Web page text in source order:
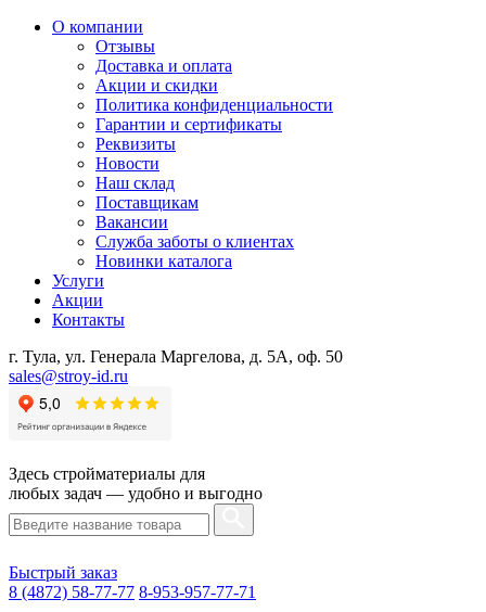
О компании
Отзывы
Доставка и оплата
Акции и скидки
Политика конфиденциальности
Гарантии и сертификаты
Реквизиты
Новости
Наш склад
Поставщикам
Вакансии
Служба заботы о клиентах
Новинки каталога
Услуги
Акции
Контакты
г. Тула, ул. Генерала Маргелова, д. 5А, оф. 50
sales@stroy-id.ru
Здесь стройматериалы для
любых задач — удобно и выгодно
Быстрый заказ
8 (4872) 58-77-77 8-953-957-77-71